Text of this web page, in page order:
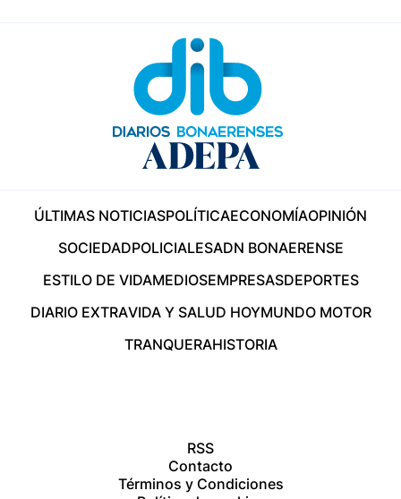
ÚLTIMAS NOTICIASPOLÍTICAECONOMÍAOPINIÓN
SOCIEDADPOLICIALESADN BONAERENSE
ESTILO DE VIDAMEDIOSEMPRESASDEPORTES
DIARIO EXTRAVIDA Y SALUD HOYMUNDO MOTOR
TRANQUERAHISTORIA
RSS
Contacto
Términos y Condiciones